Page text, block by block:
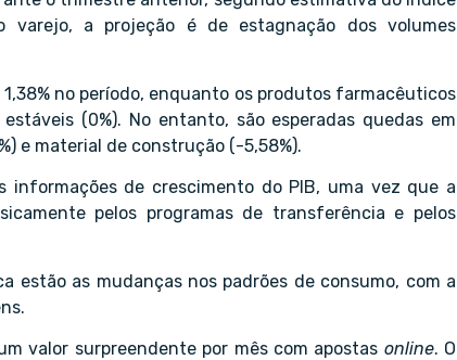
varejo, a projeção é de estagnação dos volumes
no período, enquanto os produtos farmacêuticos
(0%). No entanto, são esperadas quedas em
e material de construção (-5,58%).
de crescimento do PIB, uma vez que a
pelos programas de transferência e pelos
estão as mudanças nos padrões de consumo, com a
valor surpreendente por mês com apostas online. O